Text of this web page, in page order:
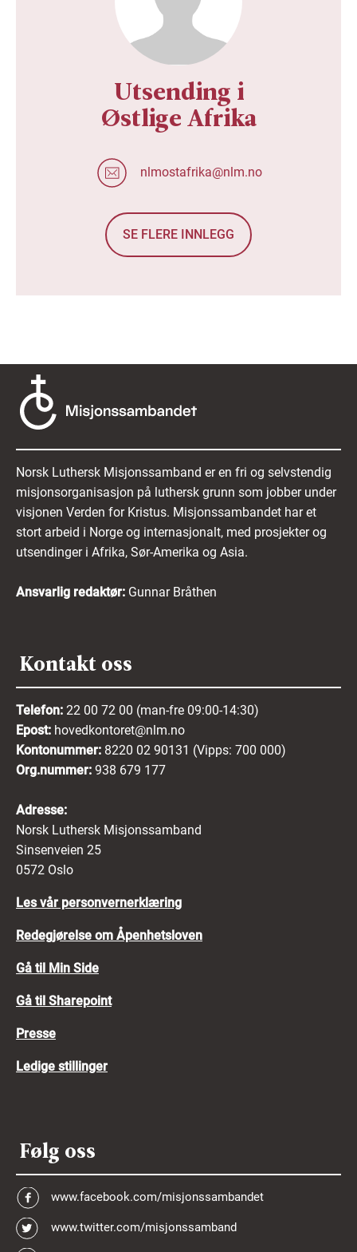
Utsending i
Østlige Afrika
nlmostafrika@nlm.no
SE FLERE INNLEGG
Norsk Luthersk Misjonssamband er en fri og selvstendig
misjonsorganisasjon på luthersk grunn som jobber under
visjonen Verden for Kristus. Misjonssambandet har et
stort arbeid i Norge og internasjonalt, med prosjekter og
utsendinger i Afrika, Sør-Amerika og Asia.
Ansvarlig redaktør: Gunnar Bråthen
Kontakt oss
Telefon: 22 00 72 00 (man-fre 09:00-14:30)
Epost: hovedkontoret@nlm.no
Kontonummer: 8220 02 90131 (Vipps: 700 000)
Org.nummer: 938 679 177
Adresse:
Norsk Luthersk Misjonssamband
Sinsenveien 25
0572 Oslo
Les vår personvernerklæring
Redegjørelse om Åpenhetsloven
Gå til Min Side
Gå til Sharepoint
Presse
Ledige stillinger
Følg oss
www.facebook.com/misjonssambandet
www.twitter.com/misjonssamband